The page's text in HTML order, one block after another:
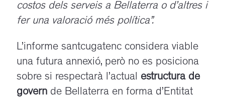
costos dels serveis a Bellaterra o d’altres i
fer una valoració més política”.
L’informe santcugatenc considera viable
una futura annexió, però no es posiciona
sobre si respectarà l’actual estructura de
govern de Bellaterra en forma d’Entitat